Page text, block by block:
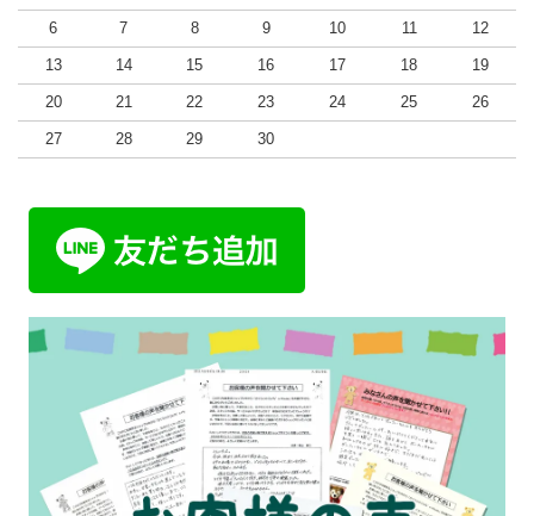
6 7 8 9 10 11 12
13 14 15 16 17 18 19
20 21 22 23 24 25 26
27 28 29 30